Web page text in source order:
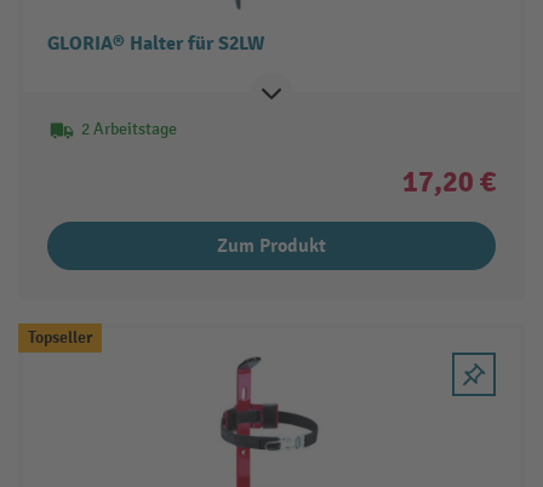
GLORIA® Halter für S2LW
2 Arbeitstage
17,20 €
Zum Produkt
Topseller